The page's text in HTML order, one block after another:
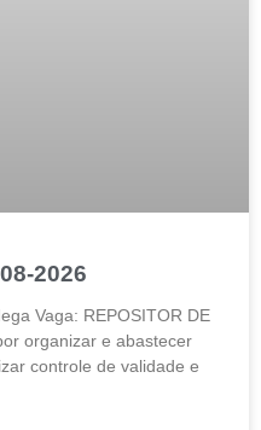
2026
Vaga: REPOSITOR DE
organizar e abastecer
controle de validade e